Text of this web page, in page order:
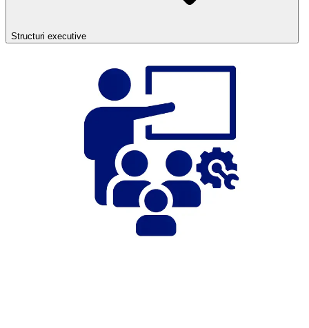
Structuri executive